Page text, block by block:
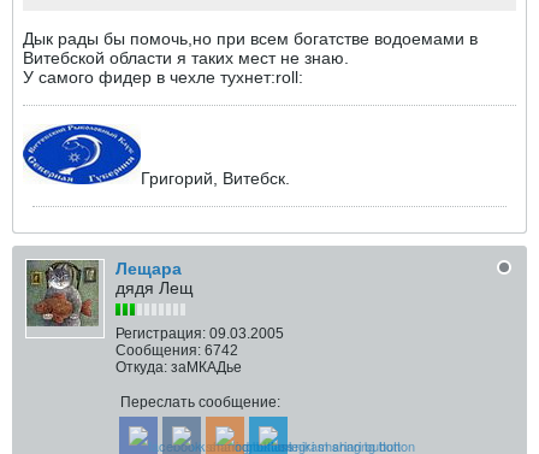
Дык рады бы помочь,но при всем богатстве водоемами в
Витебской области я таких мест не знаю.
У самого фидер в чехле тухнет:roll:
Григорий, Витебск.
Лещара
дядя Лещ
Регистрация: 09.03.2005
Сообщения: 6742
Откуда: заМКАДье
Переслать сообщение: